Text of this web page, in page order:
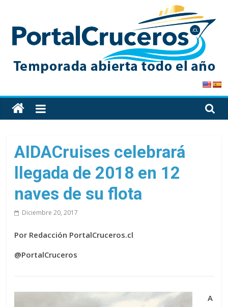
content
PortalCruceros
Toda
la
cruceros
un
solo
AIDACruises celebrará
llegada de 2018 en 12
naves de su flota
Diciembre 20, 2017
Por Redacción PortalCruceros.cl
@PortalCruceros
A